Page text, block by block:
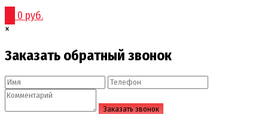
0 руб.
×
Заказать обратный звонок